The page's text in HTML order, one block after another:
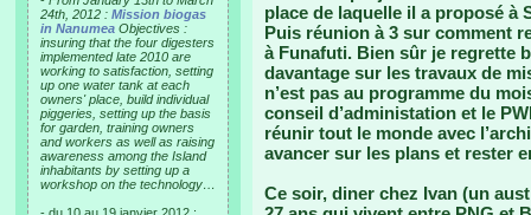
24th, 2012 : Mission biogas
in Nanumea Objectives :
insuring that the four digesters
implemented late 2010 are
working to satisfaction, setting
up one water tank at each
owners' place, build individual
piggeries, setting up the basis
for garden, training owners
and workers as well as raising
awareness among the Island
inhabitants by setting up a
workshop on the technology…
place de laquelle il a proposé à
Puis réunion à 3 sur comment
à Funafuti. Bien sûr je regrette
davantage sur les travaux de
n’est pas au programme du
conseil d’administation et le
réunir tout le monde avec
avancer sur les plans et rester
Ce soir, diner chez Ivan (un